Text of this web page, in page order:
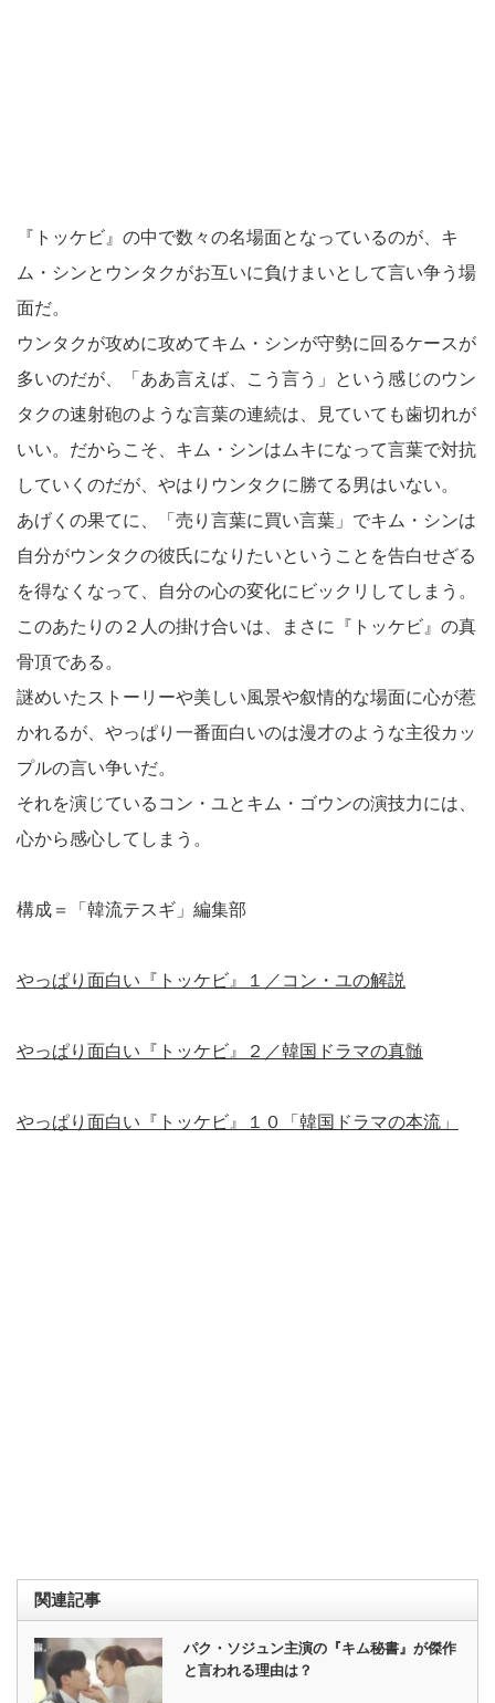
『トッケビ』の中で数々の名場面となっているのが、キ
ム・シンとウンタクがお互いに負けまいとして言い争う場
面だ。
ウンタクが攻めに攻めてキム・シンが守勢に回るケースが
多いのだが、「ああ言えば、こう言う」という感じのウン
タクの速射砲のような言葉の連続は、見ていても歯切れが
いい。だからこそ、キム・シンはムキになって言葉で対抗
していくのだが、やはりウンタクに勝てる男はいない。
あげくの果てに、「売り言葉に買い言葉」でキム・シンは
自分がウンタクの彼氏になりたいということを告白せざる
を得なくなって、自分の心の変化にビックリしてしまう。
このあたりの２人の掛け合いは、まさに『トッケビ』の真
骨頂である。
謎めいたストーリーや美しい風景や叙情的な場面に心が惹
かれるが、やっぱり一番面白いのは漫才のような主役カッ
プルの言い争いだ。
それを演じているコン・ユとキム・ゴウンの演技力には、
心から感心してしまう。
構成＝「韓流テスギ」編集部
やっぱり面白い『トッケビ』１／コン・ユの解説
やっぱり面白い『トッケビ』２／韓国ドラマの真髄
やっぱり面白い『トッケビ』１０「韓国ドラマの本流」
関連記事
パク・ソジュン主演の『キム秘書』が傑作
と言われる理由は？